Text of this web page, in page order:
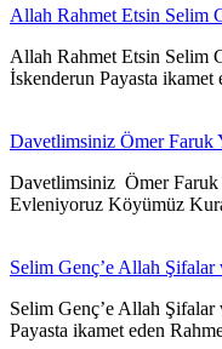
Allah Rahmet Etsin Selim
Allah Rahmet Etsin Selim
İskenderun Payasta
Davetlimsiniz Ömer
Davetlimsiniz Ömer Faruk
Evleniyoruz Köyümüz
Selim Genç’e Allah Şifalar
Selim Genç’e Allah
Payasta ikamet eden